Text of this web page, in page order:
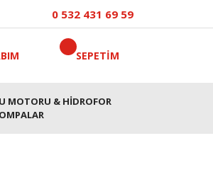
0 532 431 69 59
SEPETİM
MOTORU & HİDROFOR